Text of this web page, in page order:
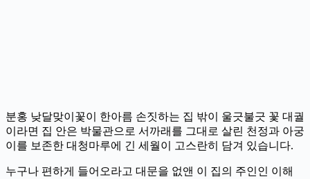
분홍 낮달맞이꽃이 한아름 손짓하는 집 밖이 울긋불긋 꽃 대궐
이라면 집 안은 박물관으로 서까래를 그대로 살린 천정과 아궁
이를 보존한 대청마루에 긴 세월이 고스란히 담겨 있습니다.
누구나 편하게 들어오라고 대문을 없앤 이 집의 주인인 이해